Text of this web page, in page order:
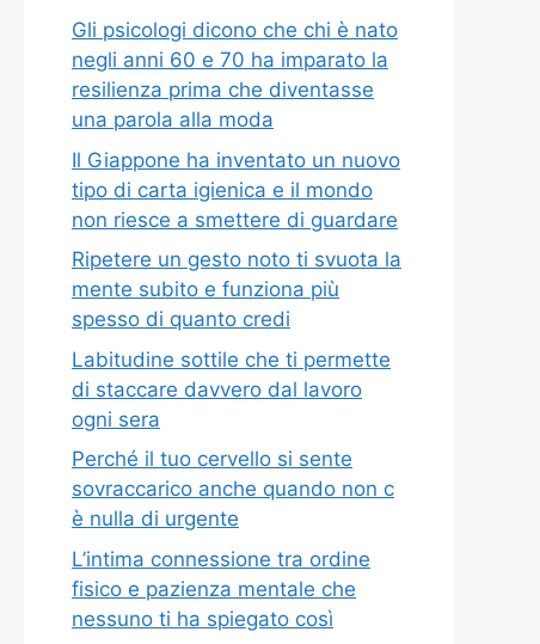
Gli psicologi dicono che chi è nato
negli anni 60 e 70 ha imparato la
resilienza prima che diventasse
una parola alla moda
Il Giappone ha inventato un nuovo
tipo di carta igienica e il mondo
non riesce a smettere di guardare
Ripetere un gesto noto ti svuota la
mente subito e funziona più
spesso di quanto credi
Labitudine sottile che ti permette
di staccare davvero dal lavoro
ogni sera
Perché il tuo cervello si sente
sovraccarico anche quando non c
è nulla di urgente
L’intima connessione tra ordine
fisico e pazienza mentale che
nessuno ti ha spiegato così